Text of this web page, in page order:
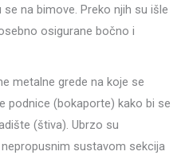
na bimove. Preko njih su išle
osigurane bočno i
metalne grede na koje se
podnice (bokaporte) kako bi se
(štiva). Ubrzo su
sustavom sekcija